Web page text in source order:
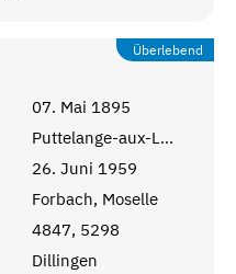
Überlebend
07. Mai 1895
Puttelange-aux-Lacs, Moselle
26. Juni 1959
Forbach, Moselle
4847, 5298
Dillingen